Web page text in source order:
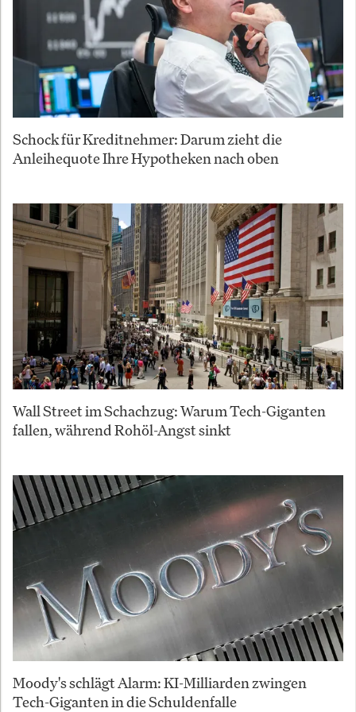
Schock für Kreditnehmer: Darum zieht die
Anleihequote Ihre Hypotheken nach oben
Wall Street im Schachzug: Warum Tech-Giganten
fallen, während Rohöl-Angst sinkt
Moody's schlägt Alarm: KI-Milliarden zwingen
Tech-Giganten in die Schuldenfalle